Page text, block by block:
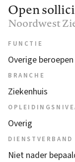
Open
Noordwest
FUNCTIE
Overige
BRANCHE
Ziekenhuis
Overig
DIENSTVERBAND
Niet nader